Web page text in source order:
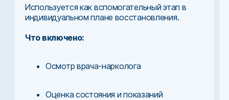
Используется как вспомогательный этап в
индивидуальном плане восстановления.
Что включено:
Осмотр врача-нарколога
Оценка состояния и показаний